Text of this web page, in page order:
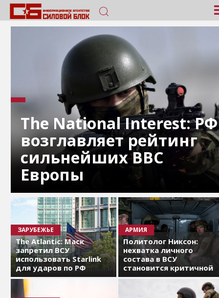
The National Interest: РФ
возглавляет рейтинг
сильнейших ВВС
Европы
ЗАРУБЕЖЬЕ
The Atlantic: Маск
запретил ВСУ
использовать Starlink
для ударов по РФ
АРМИЯ
Политолог Никсон:
нехватка личного
состава в ВСУ
становится критичной